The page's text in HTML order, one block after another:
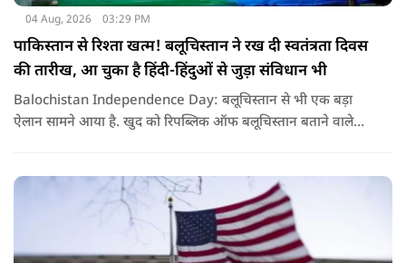
04 Aug, 2026 03:29 PM
पाकिस्तान से रिश्ता खत्म! बलूचिस्तान ने रख दी स्वतंत्रता दिवस
की तारीख, आ चुका है हिंदी-हिंदुओं से जुड़ा संविधान भी
Balochistan Independence Day: बलूचिस्तान से भी एक बड़ा
ऐलान सामने आया है. खुद को रिपब्लिक ऑफ बलूचिस्तान बताने वाले